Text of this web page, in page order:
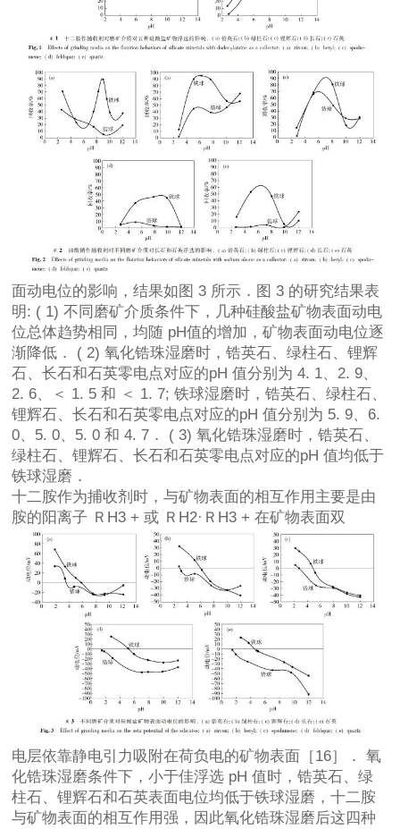
面动电位的影响，结果如图 3 所示．图 3 的研究结果表
明: ( 1) 不同磨矿介质条件下，几种硅酸盐矿物表面动电
位总体趋势相同，均随 pH值的增加，矿物表面动电位逐
渐降低． ( 2) 氧化锆珠湿磨时，锆英石、绿柱石、锂辉
石、长石和石英零电点对应的pH 值分别为 4. 1、2. 9、
2. 6、＜ 1. 5 和 ＜ 1. 7; 铁球湿磨时，锆英石、绿柱石、
锂辉石、长石和石英零电点对应的pH 值分别为 5. 9、6.
0、5. 0、5. 0 和 4. 7． ( 3) 氧化锆珠湿磨时，锆英石、
绿柱石、锂辉石、长石和石英零电点对应的pH 值均低于
铁球湿磨．
十二胺作为捕收剂时，与矿物表面的相互作用主要是由
胺的阳离子 ＲH3 + 或 ＲH2·ＲH3 + 在矿物表面双
电层依靠静电引力吸附在荷负电的矿物表面［16］． 氧
化锆珠湿磨条件下，小于佳浮选 pH 值时，锆英石、绿
柱石、锂辉石和石英表面电位均低于铁球湿磨，十二胺
与矿物表面的相互作用强，因此氧化锆珠湿磨后这四种